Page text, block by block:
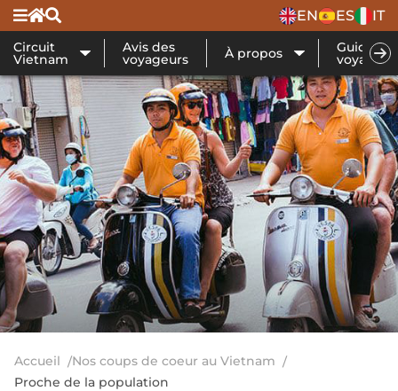
EN ES IT
Circuit
Vietnam
Avis des
voyageurs À propos Guide de
voyage
Accueil
Nos coups de coeur au Vietnam
Proche de la population